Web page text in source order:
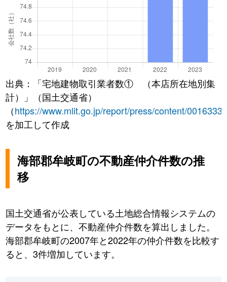
出典：「宅地建物取引業者数① （本店所在地別集
計）」（国土交通省）
（https://www.mlit.go.jp/report/press/content/
を加工して作成
海部郡牟岐町の不動産仲介件数の推
移
国土交通省が公表している土地総合情報システムの
データをもとに、不動産仲介件数を算出しました。
海部郡牟岐町の2007年と2022年の仲介件数を比較す
ると、3件増加しています。